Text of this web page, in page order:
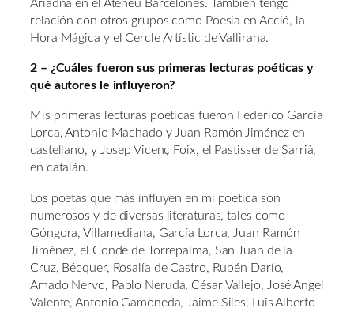
Ariadna en el Ateneu Barcelonès. También tengo
relación con otros grupos como Poesia en Acció, la
Hora Mágica y el Cercle Artístic de Vallirana.
2 – ¿Cuáles fueron sus primeras lecturas poéticas y
qué autores le influyeron?
Mis primeras lecturas poéticas fueron Federico García
Lorca, Antonio Machado y Juan Ramón Jiménez en
castellano, y Josep Vicenç Foix, el Pastisser de Sarrià,
en catalán.
Los poetas que más influyen en mi poética son
numerosos y de diversas literaturas, tales como
Góngora, Villamediana, García Lorca, Juan Ramón
Jiménez, el Conde de Torrepalma, San Juan de la
Cruz, Bécquer, Rosalía de Castro, Rubén Darío,
Amado Nervo, Pablo Neruda, César Vallejo, José Angel
Valente, Antonio Gamoneda, Jaime Siles, Luis Alberto